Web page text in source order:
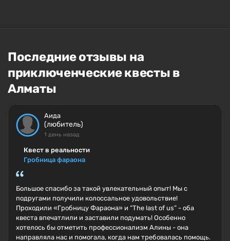
Последние отзывы на
приключенческие квесты в
Алматы
Аида
(любитель)
1 день назад
Квест в реальности
Гробница фараона
Большое спасибо за такой увлекательный опыт! Мы с
подругами получили колоссальное удовольствие!
Проходили «Гробницу Фараона» и “The last of us” - оба
квеста впечатлили и заставили подумать! Особенно
хотелось бы отметить профессионализм Алины - она
направляла нас и помогала, когда нам требовалась помощь.